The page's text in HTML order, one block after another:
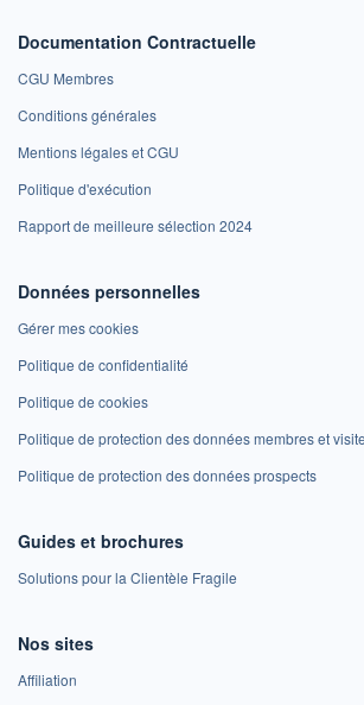
Documentation Contractuelle
CGU Membres
Conditions générales
Mentions légales et CGU
Politique d'exécution
Rapport de meilleure sélection 2024
Données personnelles
Gérer mes cookies
Politique de confidentialité
Politique de cookies
Politique de protection des données membres et
Politique de protection des données prospects
Guides et brochures
Solutions pour la Clientèle Fragile
Nos sites
Affiliation